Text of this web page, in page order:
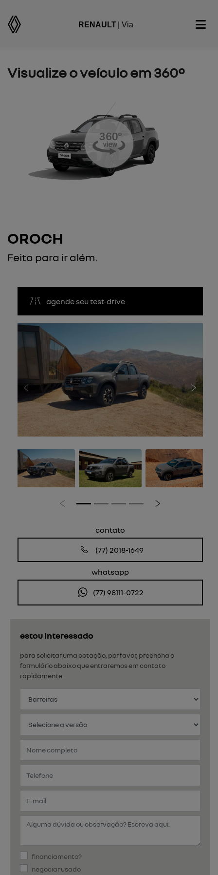
RENAULT | Via
Visualize o veículo em 360°
OROCH
Feita para ir além.
agende seu test-drive
estou interessado
para solicitar uma cotação, por favor, preencha o
formulário abaixo que entraremos em contato
rapidamente.
financiamento?
negociar usado
Anterior
Anterior Próximo
contato
(77) 2018-1649
whatsapp
(77) 98111-0722